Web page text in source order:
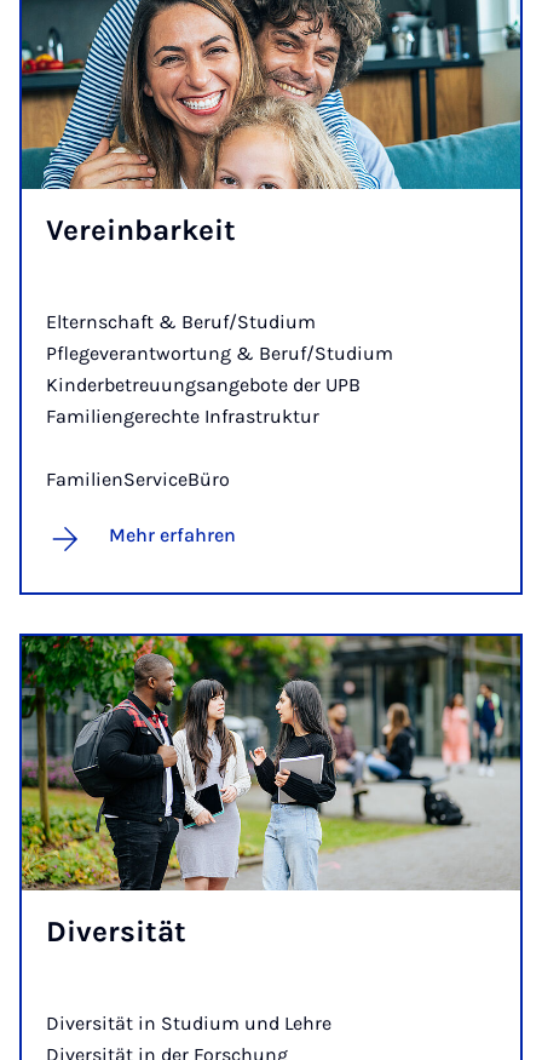
Ver­ein­bar­keit
Elternschaft & Beruf/Studium
Pflegeverantwortung & Beruf/Studium
Kinderbetreuungsangebote der UPB
Familiengerechte Infrastruktur
FamilienServiceBüro
Mehr erfahren
Di­ver­si­tät
Diversität in Studium und Lehre
Diversität in der Forschung